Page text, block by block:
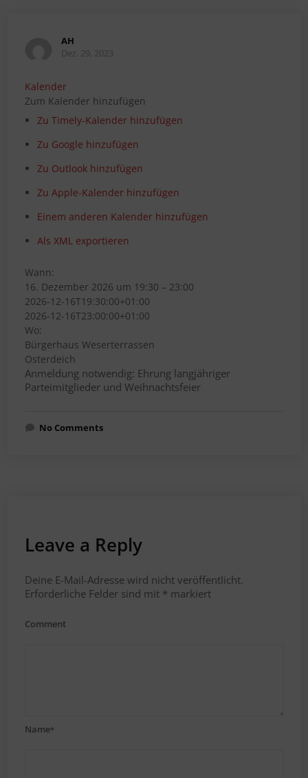
AH
Dez. 29, 2023
Kalender
Zum Kalender hinzufügen
Zu Timely-Kalender hinzufügen
Zu Google hinzufügen
Zu Outlook hinzufügen
Zu Apple-Kalender hinzufügen
Einem anderen Kalender hinzufügen
Als XML exportieren
Wann:
16. Dezember 2026 um 19:30 – 23:00
2026-12-16T19:30:00+01:00
2026-12-16T23:00:00+01:00
Wo:
Bürgerhaus Weserterrassen
Osterdeich
Anmeldung notwendig: Ehrung langjähriger
Parteimitglieder und Weihnachtsfeier
No Comments
Leave a Reply
Deine E-Mail-Adresse wird nicht veröffentlicht.
Erforderliche Felder sind mit * markiert
Comment
Name*